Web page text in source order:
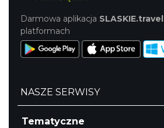
Darmowa aplikacja SLASKIE.travel
platformach
NASZE SERWISY
Tematyczne